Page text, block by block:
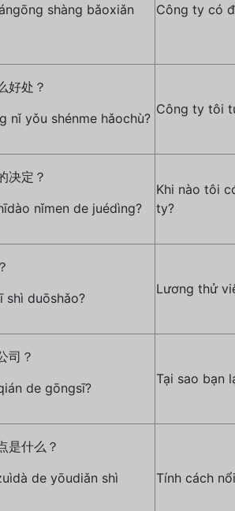
shàng bǎoxiǎn
Công ty có
好处？
nǐ yǒu shénme hǎochù?
Công ty tôi
决定？
nǐmen de juédìng?
Khi nào tôi
ty?
shì duōshǎo?
Lương thử
司？
de gōngsī?
Tại sao bạn
是什么？
de yōudiǎn shì
Tính cách